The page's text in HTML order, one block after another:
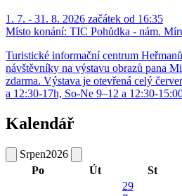
1. 7. - 31. 8. 2026 začátek od 16:35
Místo konání: TIC Pohůdka - nám.
Turistické informační centrum
návštěvníky na výstavu obrazů pana
zdarma. Výstava je otevřená celý
a 12:30-17h, So-Ne 9–12 a 12:30-
Kalendář
Srpen2026
Po
Út St
29